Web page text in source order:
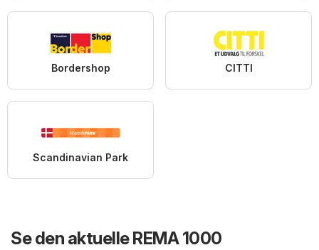
Bordershop CITTI
Scandinavian Park
Se den aktuelle REMA 1000